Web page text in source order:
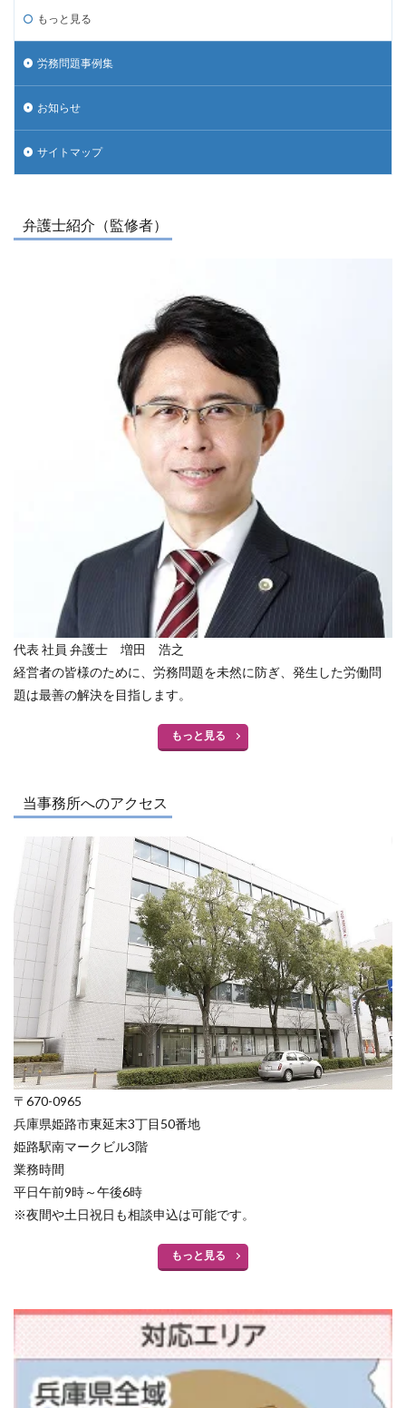
もっと見る
労務問題事例集
お知らせ
サイトマップ
弁護士紹介（監修者）
代表 社員 弁護士 増田 浩之
経営者の皆様のために、労務問題を未然に防ぎ、発生した労働問
題は最善の解決を目指します。
もっと見る
当事務所へのアクセス
〒670-0965
兵庫県姫路市東延末3丁目50番地
姫路駅南マークビル3階
業務時間
平日午前9時～午後6時
※夜間や土日祝日も相談申込は可能です。
もっと見る